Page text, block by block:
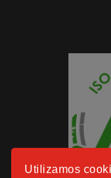
Utilizamos